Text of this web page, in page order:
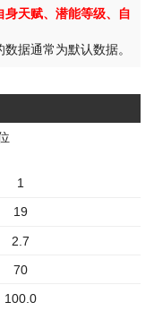
身天赋、潜能等级、自
据通常为默认数据。
1
19
2.7
70
100.0